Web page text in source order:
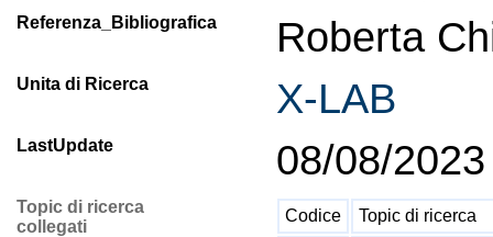
Referenza_Bibliografica Roberta
Unita di Ricerca X-LAB
LastUpdate 08/08/2023
Topic di ricerca
collegati
Codice
Topic di ricerca